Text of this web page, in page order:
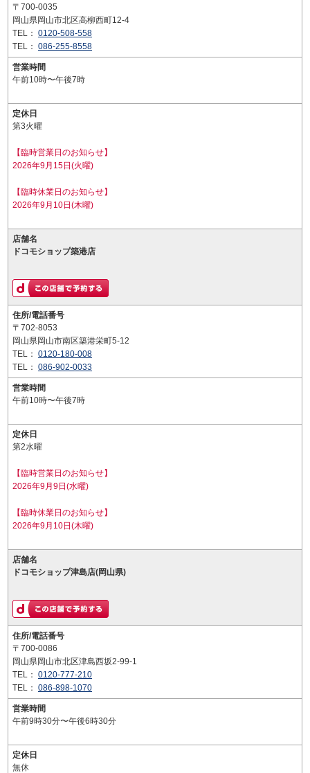
〒700-0035
岡山県岡山市北区高柳西町12-4
TEL： 0120-508-558
TEL： 086-255-8558
営業時間
午前10時〜午後7時
定休日
第3火曜
【臨時営業日のお知らせ】
2026年9月15日(火曜)
【臨時休業日のお知らせ】
2026年9月10日(木曜)
店舗名
ドコモショップ築港店
住所/電話番号
〒702-8053
岡山県岡山市南区築港栄町5-12
TEL： 0120-180-008
TEL： 086-902-0033
営業時間
午前10時〜午後7時
定休日
第2水曜
【臨時営業日のお知らせ】
2026年9月9日(水曜)
【臨時休業日のお知らせ】
2026年9月10日(木曜)
店舗名
ドコモショップ津島店(岡山県)
住所/電話番号
〒700-0086
岡山県岡山市北区津島西坂2-99-1
TEL： 0120-777-210
TEL： 086-898-1070
営業時間
午前9時30分〜午後6時30分
定休日
無休